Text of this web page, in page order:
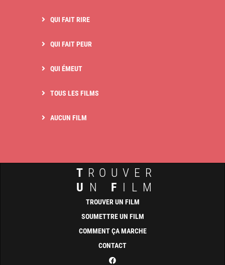
QUI FAIT RIRE
QUI FAIT PEUR
QUI ÉMEUT
TOUS LES FILMS
AUCUN FILM
T ROUVER
U N F ILM
TROUVER UN FILM
SOUMETTRE UN FILM
COMMENT ÇA MARCHE
CONTACT